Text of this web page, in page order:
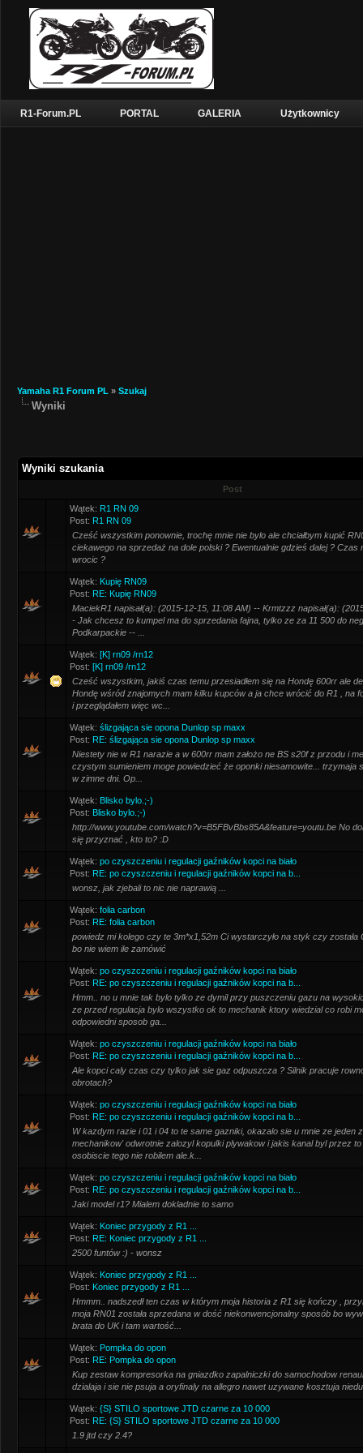
R1-Forum.PL PORTAL GALERIA Użytkownicy
Yamaha R1 Forum PL » Szukaj
Wyniki
Wyniki szukania
Post
Wątek: R1 RN 09
Post: R1 RN 09
Cześć wszystkim ponownie, trochę mnie nie bylo ale chciałbym kupić
ciekawego na sprzedaż na dole polski ? Ewentualnie gdzieś dalej ? Czas
wrocic ?
Wątek: Kupię RN09
Post: RE: Kupię RN09
MaciekR1 napisał(a): (2015-12-15, 11:08 AM) -- Krmtzzz napisał(a):
- Jak chcesz to kumpel ma do sprzedania fajna, tylko ze za 11 500 do
Podkarpackie -- ...
Wątek: [K] rn09 /rn12
Post: [K] rn09 /rn12
Cześć wszystkim, jakiś czas temu przesiadłem się na Hondę 600rr ale
Hondę wśród znajomych mam kilku kupców a ja chce wrócić do R1 , na
i przeglądałem więc wc...
Wątek: ślizgająca sie opona Dunlop sp maxx
Post: RE: ślizgająca sie opona Dunlop sp maxx
Niestety nie w R1 narazie a w 600rr mam założo ne BS s20f z przodu i
czystym sumieniem moge powiedzieć że oponki niesamowite... trzymaja
w zimne dni. Op...
Wątek: Blisko bylo.;-)
Post: Blisko bylo.;-)
http://www.youtube.com/watch?v=B5FBvBbs85A&feature=youtu.be No
się przyznać , kto to? :D
Wątek: po czyszczeniu i regulacji gaźników kopci na biało
Post: RE: po czyszczeniu i regulacji gaźników kopci na b...
wonsz, jak zjebali to nic nie naprawią ...
Wątek: folia carbon
Post: RE: folia carbon
powiedz mi kolego czy te 3m*x1,52m Ci wystarczyło na styk czy została
bo nie wiem ile zamówić
Wątek: po czyszczeniu i regulacji gaźników kopci na biało
Post: RE: po czyszczeniu i regulacji gaźników kopci na b...
Hmm.. no u mnie tak bylo tylko ze dymil przy puszczeniu gazu na
ze przed regulacja bylo wszystko ok to mechanik ktory wiedzial co robi
odpowiedni sposob ga...
Wątek: po czyszczeniu i regulacji gaźników kopci na biało
Post: RE: po czyszczeniu i regulacji gaźników kopci na b...
Ale kopci caly czas czy tylko jak sie gaz odpuszcza ? Silnik pracuje
obrotach?
Wątek: po czyszczeniu i regulacji gaźników kopci na biało
Post: RE: po czyszczeniu i regulacji gaźników kopci na b...
W kazdym razie i 01 i 04 to te same gazniki, okazalo sie u mnie ze jeden
mechanikow' odwrotnie zalozyl kopulki plywakow i jakis kanal byl przez
osobiscie tego nie robilem ale.k...
Wątek: po czyszczeniu i regulacji gaźników kopci na biało
Post: RE: po czyszczeniu i regulacji gaźników kopci na b...
Jaki model r1? Mialem dokladnie to samo
Wątek: Koniec przygody z R1 ...
Post: RE: Koniec przygody z R1 ...
2500 funtów :) - wonsz
Wątek: Koniec przygody z R1 ...
Post: Koniec przygody z R1 ...
Hmmm.. nadszedł ten czas w którym moja historia z R1 się kończy ,
moja RN01 została sprzedana w dość niekonwencjonalny sposób bo
brata do UK i tam wartość...
Wątek: Pompka do opon
Post: RE: Pompka do opon
Kup zestaw kompresorka na gniazdko zapalniczki do samochodow
dzialaja i sie nie psuja a oryfinaly na allegro nawet uzywane kosztuja
Wątek: {S} STILO sportowe JTD czarne za 10 000
Post: RE: {S} STILO sportowe JTD czarne za 10 000
1.9 jtd czy 2.4?